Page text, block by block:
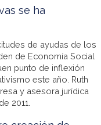
se ha
de ayudas de los
de Economía Social
punto de inflexión
este año. Ruth
y asesora jurídica
2011.